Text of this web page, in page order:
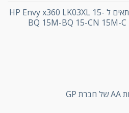
סוללה מקורית 6 תאים ל HP Envy x360 LK03XL 15-
BQ 15M-BQ 15-CN 15M-C